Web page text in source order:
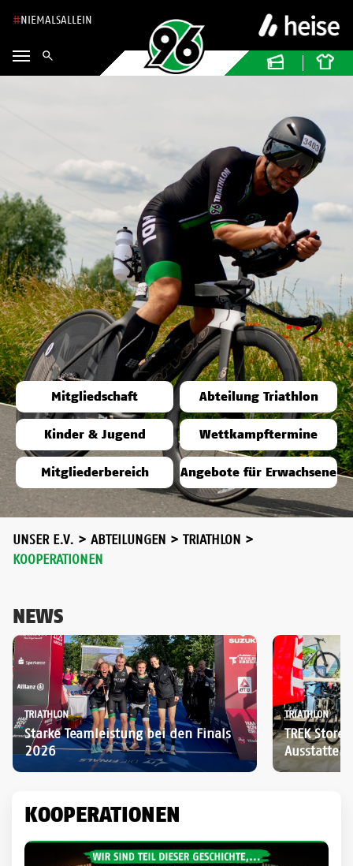
NIEMALSALLEIN
Mitgliedschaft Abteilung Triathlon
Kinder & Jugend Wettkampftermine
Mitgliederbereich Angebote für Erwachsene
UNSER E.V. > ABTEILUNGEN > TRIATHLON >
KOOPERATIONEN
NEWS
TRIATHLON
Starke Teamleistung bei den Finals
2026
TRIATHLON
TREK
Ausstatter
KOOPERATIONEN